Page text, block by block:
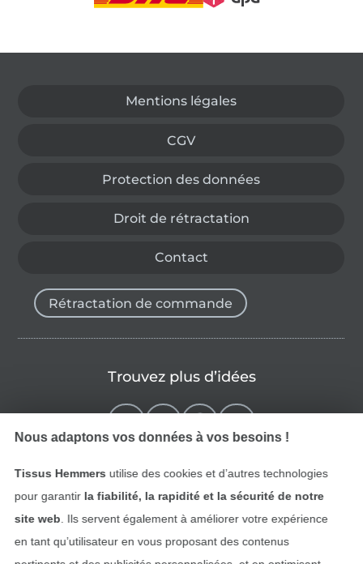
Mentions légales
CGV
Protection des données
Droit de rétractation
Contact
Rétractation de commande
Trouvez plus d’idées
Nous adaptons vos données à vos besoins !
Tissus Hemmers utilise des cookies et d’autres technologies
pour garantir la fiabilité, la rapidité et la sécurité de notre
site web . Ils servent également à améliorer votre expérience
en tant qu’utilisateur en vous proposant des contenus